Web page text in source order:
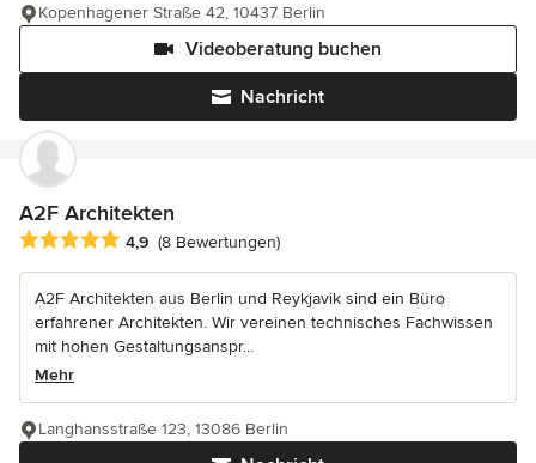
Nachricht
Videoberatung buchen
Kopenhagener Straße 42, 10437 Berlin
A2F Architekten
Durchschnittliche Bewertung: 4.9 von 5 Sternen
4,9 (8 Bewertungen)
A2F Architekten aus Berlin und Reykjavik sind ein Büro
erfahrener Architekten. Wir vereinen technisches Fachwissen
mit hohen Gestaltungsanspr...
Mehr
Langhansstraße 123, 13086 Berlin